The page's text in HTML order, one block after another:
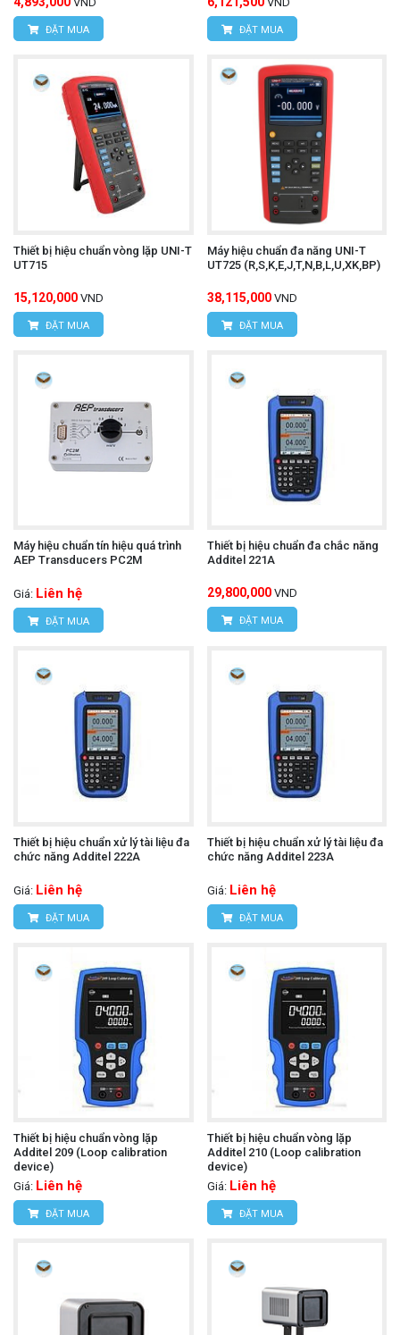
ĐẶT MUA ĐẶT MUA
Thiết bị hiệu chuẩn vòng lặp UNI-T
UT715
15,120,000 VND
ĐẶT MUA
Máy hiệu chuẩn đa năng UNI-T
UT725 (R,S,K,E,J,T,N,B,L,U,XK,BP)
38,115,000 VND
ĐẶT MUA
Máy hiệu chuẩn tín hiệu quá trình
AEP Transducers PC2M
Giá: Liên hệ
ĐẶT MUA
Thiết bị hiệu chuẩn đa chắc năng
Additel 221A
29,800,000 VND
ĐẶT MUA
Thiết bị hiệu chuẩn xử lý tài liệu đa
chức năng Additel 222A
Giá: Liên hệ
ĐẶT MUA
Thiết bị hiệu chuẩn xử lý tài liệu đa
chức năng Additel 223A
Giá: Liên hệ
ĐẶT MUA
Thiết bị hiệu chuẩn vòng lặp
Additel 209 (Loop calibration
device)
Giá: Liên hệ
ĐẶT MUA
Thiết bị hiệu chuẩn vòng lặp
Additel 210 (Loop calibration
device)
Giá: Liên hệ
ĐẶT MUA